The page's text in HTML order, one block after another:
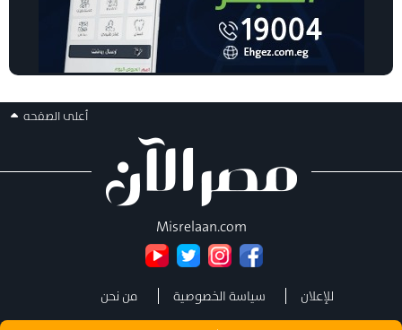
أعلى الصفحه
Misrelaan.com
للإعلان سياسة الخصوصية من نحن